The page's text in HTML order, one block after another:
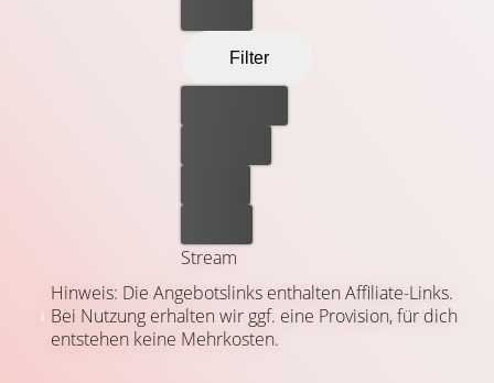
Filter
Stream
Hinweis: Die Angebotslinks enthalten Affiliate-Links.
Bei Nutzung erhalten wir ggf. eine Provision, für dich
entstehen keine Mehrkosten.